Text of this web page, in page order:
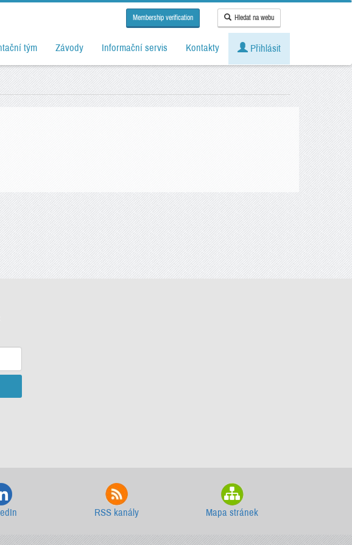
Membership verification Hledat na webu
tým Závody Informační servis Kontakty Přihlásit
RSS kanály Mapa stránek